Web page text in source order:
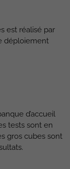
est réalisé par
déploiement
d’accueil
tests sont en
gros cubes sont